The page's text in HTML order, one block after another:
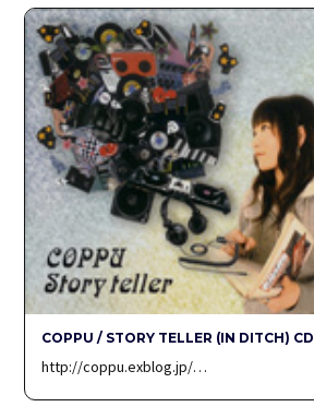
COPPU / STORY TELLER (IN DITCH) CD
http://coppu.exblog.jp/…